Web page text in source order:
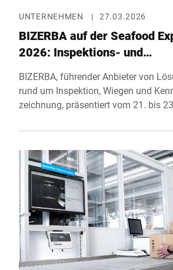
Fachpublikum vor. Zu finden ist
Halle 14, an Stand C55.
UNTERNEHMEN | 27.03.2026
BIZERBA auf der Seafood
2026: Inspektions- und
effiziente Seafood-
BIZERBA, führender Anbieter von
rund um Inspektion, Wiegen und
zeichnung, präsentiert vom 21. bis
Barcelona innovative Technologien
Seafood-Produktion. In Halle 3,
zeigt das Unternehmen auf 56 m²
tungsstarke End-of-Line-Lösungen
Motto: “The inspection & labeling
Leading End-of-Line solutions.”